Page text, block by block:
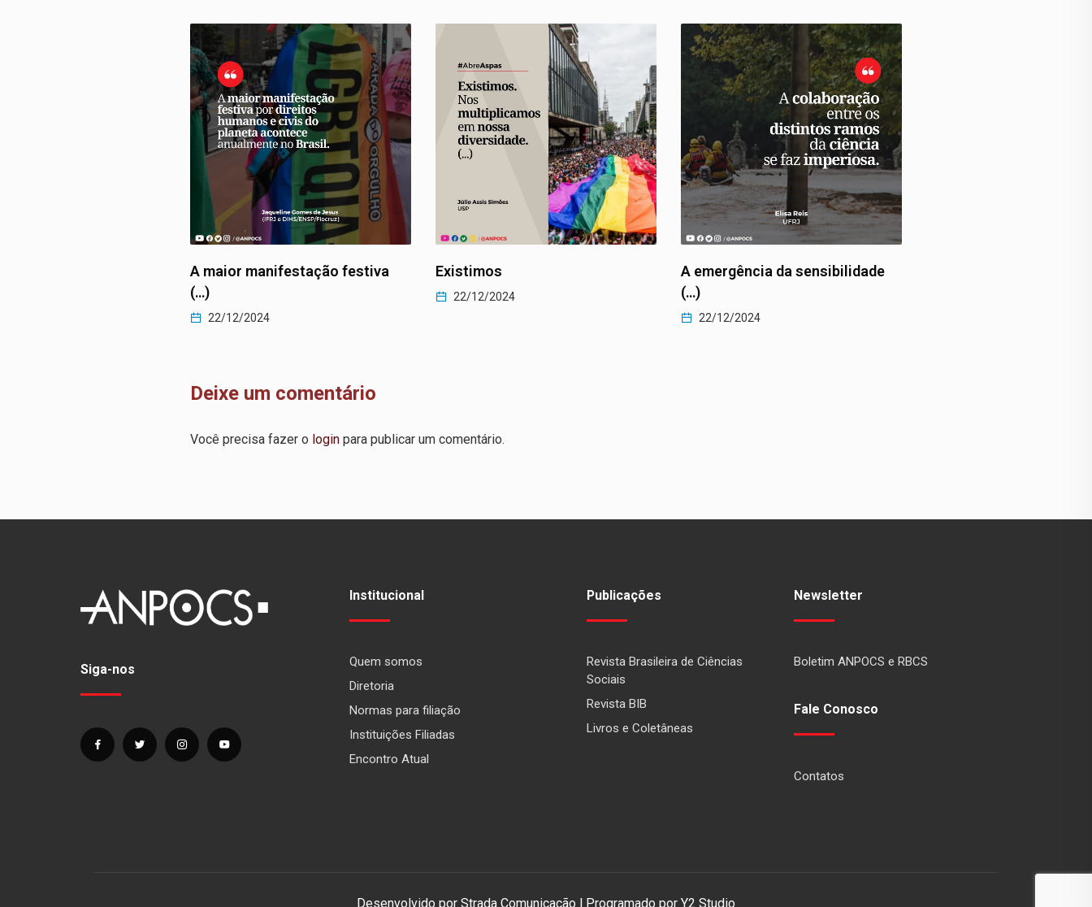
Existimos
22/12/2024
A emergência da sensibilidade
(…)
As mudanças climáticas na
agenda (…)
22/12/2024
Deixe um comentário
Você precisa fazer o login para publicar um comentário.
Siga-nos
Institucional
Quem somos
Diretoria
Normas para filiação
Instituições Filiadas
Encontro Atual
Publicações
Revista Brasileira de Ciências
Sociais
Revista BIB
Livros e Coletâneas
Newsletter
Boletim ANPOCS e RBCS
Fale Conosco
Contatos
Desenvolvido por Strada Comunicação | Programado por Y2 Studio